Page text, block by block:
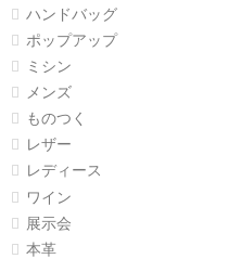
ハンドバッグ
ポップアップ
ミシン
メンズ
ものつく
レザー
レディース
ワイン
展示会
本革